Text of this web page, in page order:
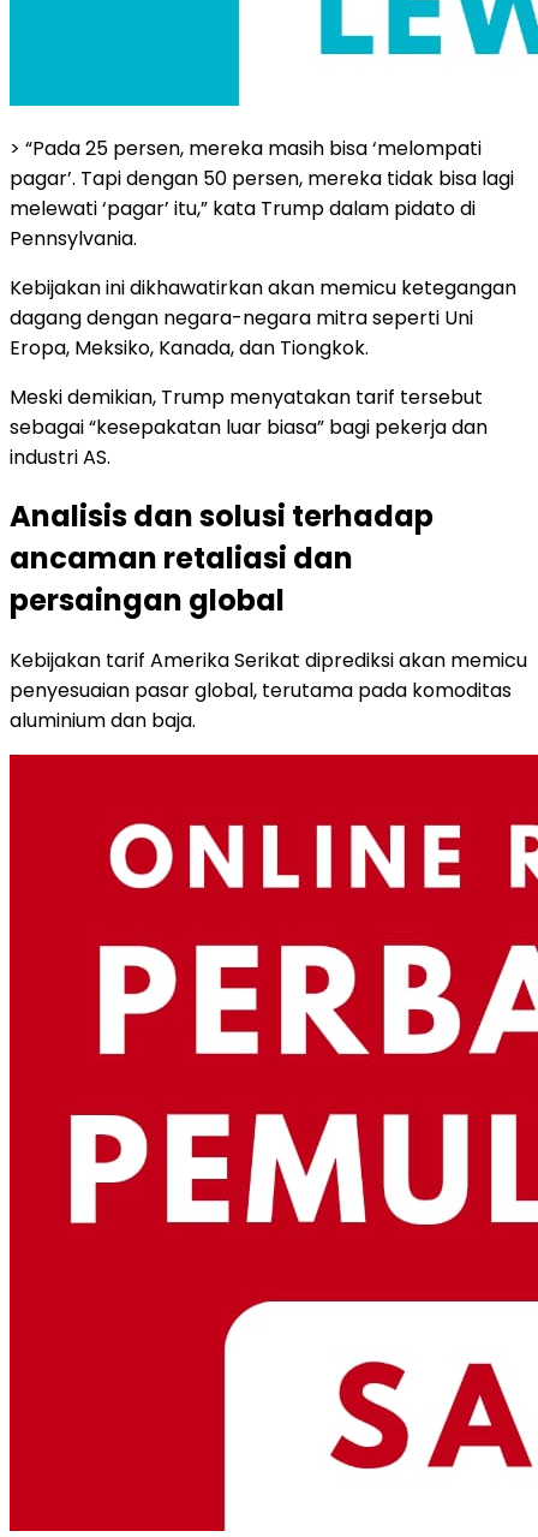
> “Pada 25 persen, mereka masih bisa ‘melompati
pagar’. Tapi dengan 50 persen, mereka tidak bisa lagi
melewati ‘pagar’ itu,” kata Trump dalam pidato di
Pennsylvania.
Kebijakan ini dikhawatirkan akan memicu ketegangan
dagang dengan negara-negara mitra seperti Uni
Eropa, Meksiko, Kanada, dan Tiongkok.
Meski demikian, Trump menyatakan tarif tersebut
sebagai “kesepakatan luar biasa” bagi pekerja dan
industri AS.
Analisis dan solusi terhadap
ancaman retaliasi dan
persaingan global
Kebijakan tarif Amerika Serikat diprediksi akan memicu
penyesuaian pasar global, terutama pada komoditas
aluminium dan baja.